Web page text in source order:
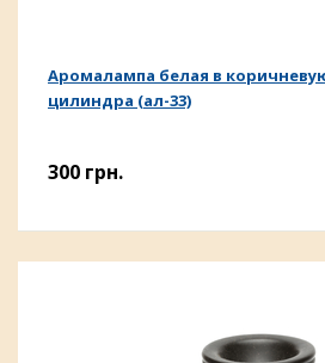
Аромалампа белая в
цилиндра (ал-33)
300 грн.